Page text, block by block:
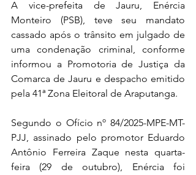
A vice-prefeita de Jauru, Enércia
Monteiro (PSB), teve seu mandato
cassado após o trânsito em julgado de
uma condenação criminal, conforme
informou a Promotoria de Justiça da
Comarca de Jauru e despacho emitido
pela 41ª Zona Eleitoral de Araputanga.
Segundo o Ofício nº 84/2025-MPE-MT-
PJJ, assinado pelo promotor Eduardo
Antônio Ferreira Zaque nesta quarta-
feira (29 de outubro), Enércia foi